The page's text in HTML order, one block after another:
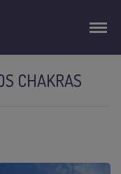
CHAKRAS